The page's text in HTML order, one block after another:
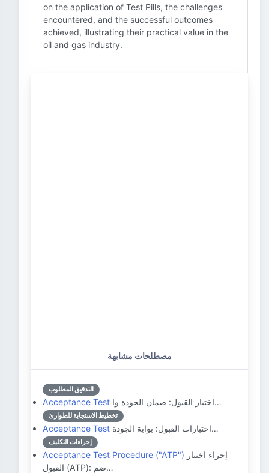
on the application of Test Pills, the challenges
encountered, and the successful outcomes
achieved, illustrating their practical value in the
oil and gas industry.
مصطلحات مشابهة
التدقيق المطلوب
Acceptance Test اختبار القبول: ضمان الجودة وا…
تخطيط الاستجابة للطوارئ
Acceptance Test اختبارات القبول: بوابة الجودة…
إجراءات التكليف
Acceptance Test Procedure ("ATP")
القبول (ATP): ضم…